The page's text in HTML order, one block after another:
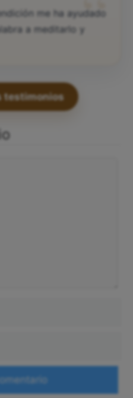
me ha ayudado
a meditarlo y
testimonios